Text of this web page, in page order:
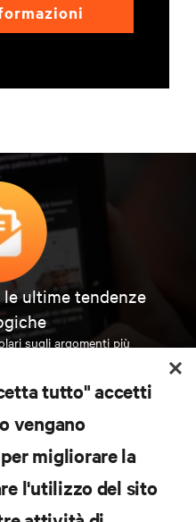
ultime tendenze
sugli argomenti più
SUBITO
tutto" accetti
vengano
migliorare la
l'utilizzo del sito